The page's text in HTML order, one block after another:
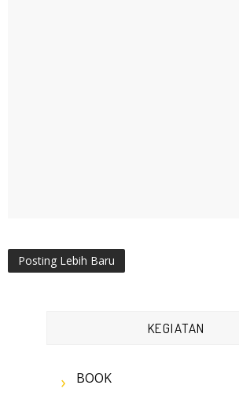
Posting Lebih Baru
KEGIATAN
BOOK